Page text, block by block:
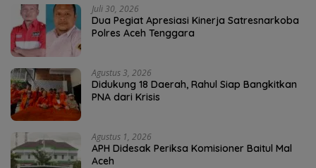
Juli 30, 2026
Dua Pegiat Apresiasi Kinerja Satresnarkoba
Polres Aceh Tenggara
Agustus 3, 2026
Didukung 18 Daerah, Rahul Siap Bangkitkan
PNA dari Krisis
Agustus 1, 2026
APH Didesak Periksa Komisioner Baitul Mal
Aceh